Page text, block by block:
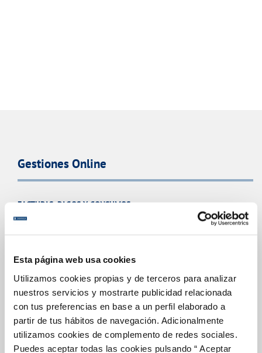
Esta página web usa cookies
Utilizamos cookies propias y de terceros para analizar
nuestros servicios y mostrarte publicidad relacionada
con tus preferencias en base a un perfil elaborado a
partir de tus hábitos de navegación. Adicionalmente
utilizamos cookies de complemento de redes sociales.
Puedes aceptar todas las cookies pulsando “ Aceptar
Gestiones Online
FACTURAS, PAGOS Y CONSUMOS
CONTRATOS
INCIDENCIAS
TODAS LAS GESTIONES
OTRAS GESTIONES